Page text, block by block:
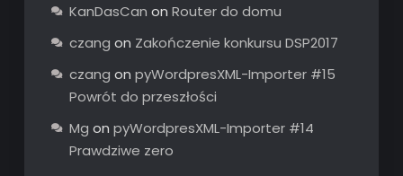
KanDasCan on Router do domu
czang on Zakończenie konkursu DSP2017
czang on pyWordpresXML-Importer #15
Powrót do przeszłości
Mg on pyWordpresXML-Importer #14
Prawdziwe zero